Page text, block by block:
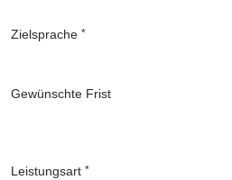
Zielsprache *
Gewünschte Frist
Leistungsart *